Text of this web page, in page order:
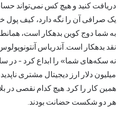
دریافت کنید و هیچ کس نمی‌تواند
یک صرافی آن را نگه دارد، کیف
به شما دوج کوین بدهکار است،
نقد بدهکار است. آندریاس
میلیون دلار ارز دیجیتال
همین کار را کرد. هیچ کدام نقصی در
هر دو شکست حضانت بودند.